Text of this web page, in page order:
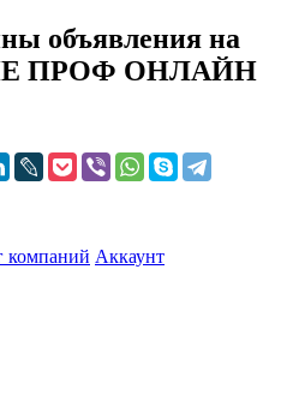
объявления на
ПРОФ ОНЛАЙН
компаний Аккаунт